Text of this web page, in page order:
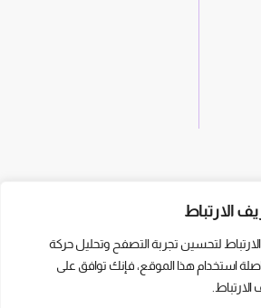
الارتباط
لتحسين تجربة التصفح وتحليل حركة
استخدام هذا الموقع، فإنك توافق على